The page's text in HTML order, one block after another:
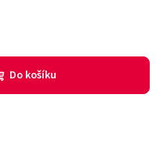
Do košíku